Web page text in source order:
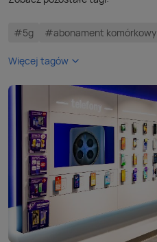
#5g #abonament komórkowy
Więcej tagów